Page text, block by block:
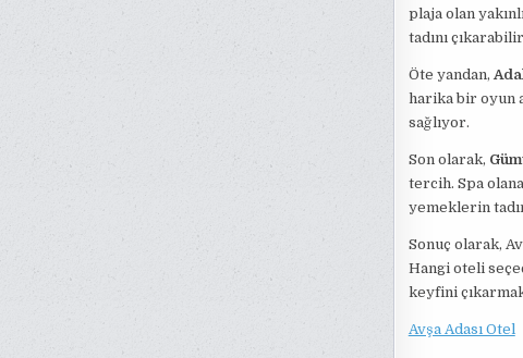
plaja olan
tadını
Öte yandan,
harika bir oyun
sağlıyor.
Son olarak,
tercih. Spa
yemeklerin
Sonuç olarak,
Hangi oteli
keyfini
Avşa Adası Otel